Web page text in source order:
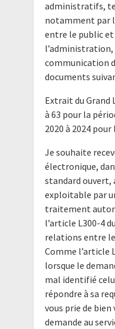
administratifs,
notamment par
entre le public et
l’administration,
communication
documents
Extrait du Grand
à 63 pour la
2020 à 2024
Je souhaite
électronique,
standard
exploitable par
traitement
l’article L300-4
relations entre
Comme l’article
lorsque le
mal identifié
répondre à sa
vous prie de
demande au